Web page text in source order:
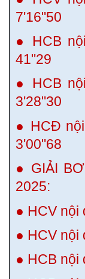
7'16"50
● HCB
41"29
● HCB
3'28"30
● HCĐ
3'00"68
● GIẢI
2025:
● HCV nội
● HCV nội
● HCB nội